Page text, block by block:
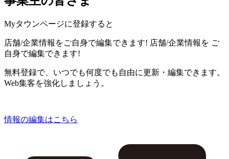
Myタウンページに登録すると
店舗/企業情報をご自身で編集できます! 店舗/企業情報を ご
自身で編集できます!
無料登録で、いつでも何度でも自由に更新・編集できます。
Web集客を強化しましょう。
情報の編集はこちら